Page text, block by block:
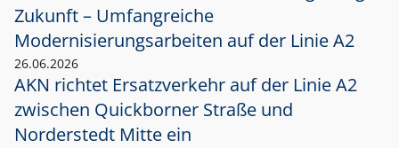
Zukunft – Umfangreiche
Modernisierungsarbeiten auf der Linie A2
26.06.2026
AKN richtet Ersatzverkehr auf der Linie A2
zwischen Quickborner Straße und
Norderstedt Mitte ein